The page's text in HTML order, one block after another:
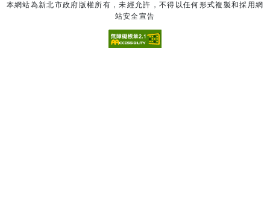
本網站為新北市政府版權所有，未經允許，不得以任何形式複製和採用網
站安全宣告